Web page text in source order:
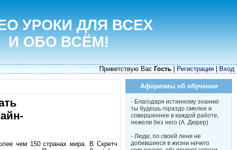
УРОКИ ДЛЯ ВСЕХ
И ОБО ВСЁМ!
Приветствую Вас Гость Регистрация Вход
чем 150 странах мира. В Скретч
Афоризмы об обучении
- Благодаря истинному знанию
ты будешь гораздо смелее и
совершеннее в каждой работе,
нежели без него (А. Дюрер)
- Люди, по своей лени не
добившиеся в жизни ничего